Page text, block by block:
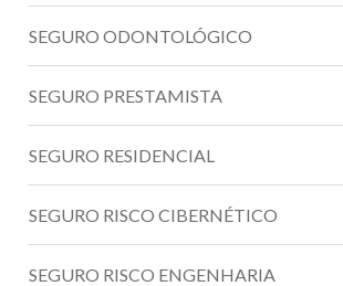
SEGURO ODONTOLÓGICO
SEGURO PRESTAMISTA
SEGURO RESIDENCIAL
SEGURO RISCO CIBERNÉTICO
SEGURO RISCO ENGENHARIA